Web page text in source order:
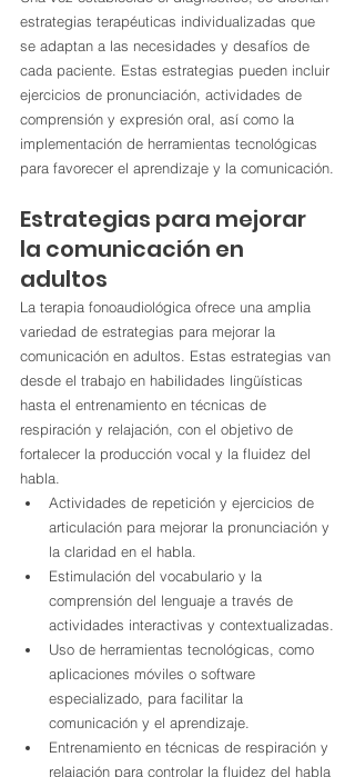
estrategias terapéuticas individualizadas que
se adaptan a las necesidades y desafíos de
cada paciente. Estas estrategias pueden incluir
ejercicios de pronunciación, actividades de
comprensión y expresión oral, así como la
implementación de herramientas tecnológicas
para favorecer el aprendizaje y la comunicación.
Estrategias para mejorar
la comunicación en
adultos
La terapia fonoaudiológica ofrece una amplia
variedad de estrategias para mejorar la
comunicación en adultos. Estas estrategias van
desde el trabajo en habilidades lingüísticas
hasta el entrenamiento en técnicas de
respiración y relajación, con el objetivo de
fortalecer la producción vocal y la fluidez del
habla.
Actividades de repetición y ejercicios de
articulación para mejorar la pronunciación y
la claridad en el habla.
Estimulación del vocabulario y la
comprensión del lenguaje a través de
actividades interactivas y contextualizadas.
Uso de herramientas tecnológicas, como
aplicaciones móviles o software
especializado, para facilitar la
comunicación y el aprendizaje.
Entrenamiento en técnicas de respiración y
relajación para controlar la fluidez del habla